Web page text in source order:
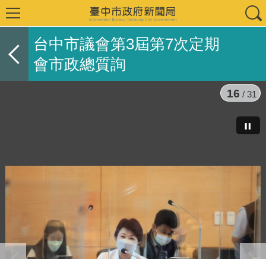
台中市議會第3屆第7次定期
會市政總質詢
16 / 31